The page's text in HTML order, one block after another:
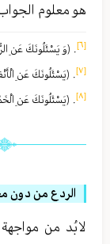
هو معلوم
[٦] . ﴿وَ يَسْئَلُونَكَ عَنِ
[٧] . ﴿يَسْئَلُونَكَ عَنِ
[٨] . ﴿يَسْئَلُونَكَ عَنِ الْخَمْرِ
الردع من دون
لا بُد من